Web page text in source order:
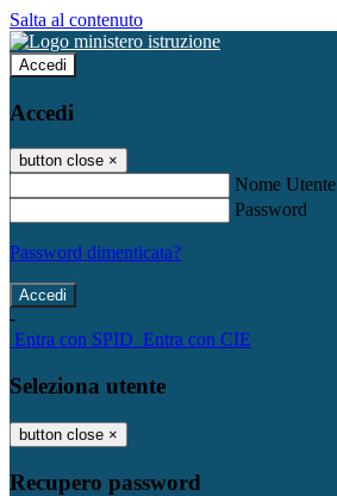
Salta al contenuto
Accedi
Accedi
button close ×
Nome Utente
Password
Password dimenticata?
-
Entra con SPID Entra con CIE
Seleziona utente
button close ×
Recupero password